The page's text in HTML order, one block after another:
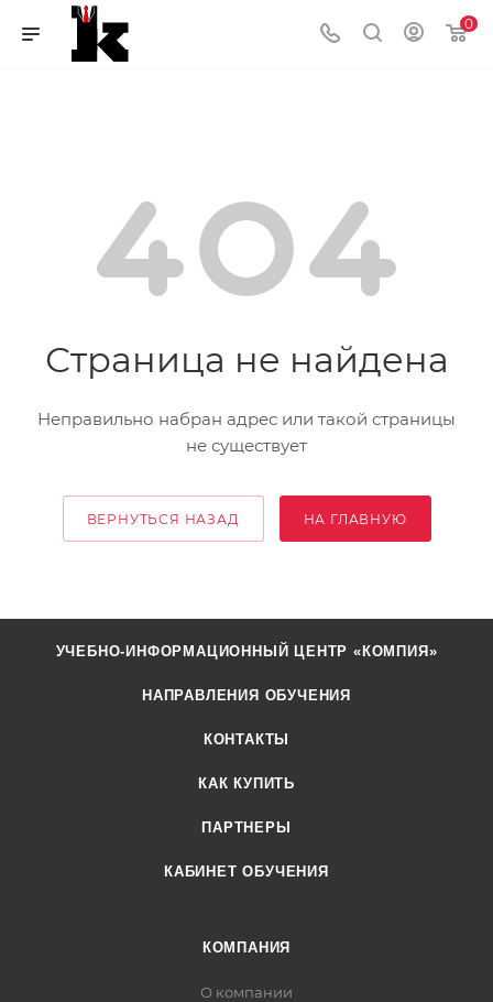
0
Страница не найдена
Неправильно набран адрес или такой страницы
не существует
ВЕРНУТЬСЯ НАЗАД НА ГЛАВНУЮ
УЧЕБНО-ИНФОРМАЦИОННЫЙ ЦЕНТР «КОМПИЯ»
НАПРАВЛЕНИЯ ОБУЧЕНИЯ
КОНТАКТЫ
КАК КУПИТЬ
ПАРТНЕРЫ
КАБИНЕТ ОБУЧЕНИЯ
КОМПАНИЯ
О компании